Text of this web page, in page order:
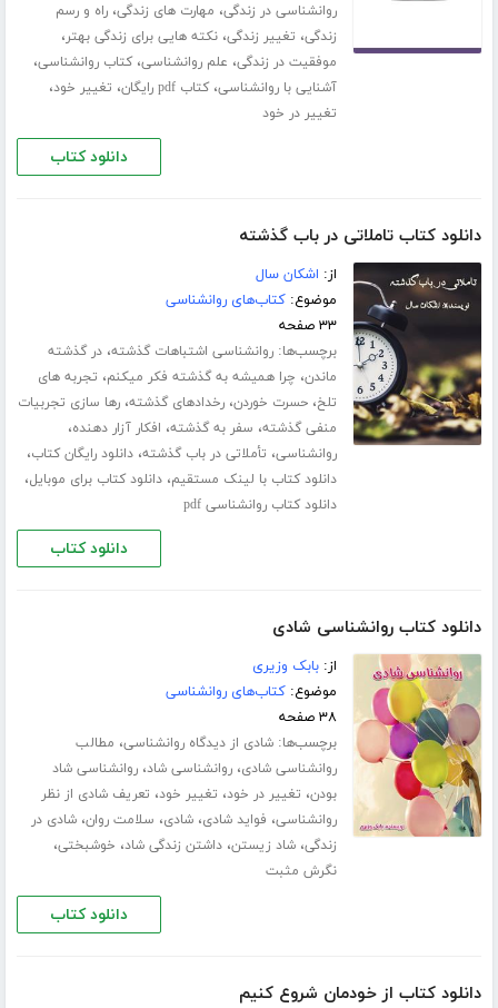
روانشناسی در زندگی، مهارت های زندگی،راه و رسم
زندگی، تغییر زندگی،نکته هایی برای زندگی بهتر،
موفقیت در زندگی، علم روانشناسی،کتاب روانشناسی،
آشنایی با روانشناسی،کتاب pdf رایگان ، تغییر خود،
تغییر در خود
دانلود کتاب
دانلود کتاب تاملاتی در باب گذشته
از: اشکان سال
موضوع:کتاب‌های روانشناسی
۳۳ صفحه
برچسب‌ها:روانشناسی اشتباهات گذشته،در گذشته
ماندن، چرا همیشه به گذشته فکر میکنم، تجربه های
تلخ،حسرت خوردن،رخدادهای گذشته،رها سازی تجربیات
منفی گذشته، سفر به گذشته، افکار آزار دهنده،
روانشناسی، تأملاتی در باب گذشته،دانلود رایگان کتاب،
دانلود کتاب با لینک مستقیم،دانلود کتاب برای موبایل،
دانلود کتاب روانشناسی pdf
دانلود کتاب
دانلود کتاب روانشناسی شادی
از:بابک وزیری
موضوع:کتاب‌های روانشناسی
۳۸ صفحه
برچسب‌ها:شادی از دیدگاه روانشناسی، مطالب
روانشناسی شادی،روانشناسی شاد،روانشناسی شاد
بودن، تغییر در خود، تغییر خود، تعریف شادی از نظر
روانشناسی، فواید شادی،شادی، سلامت روان،شادی در
زندگی،شاد زیستن،داشتن زندگی شاد، خوشبختی،
نگرش مثبت
دانلود کتاب
دانلود کتاب از خودمان شروع کنیم